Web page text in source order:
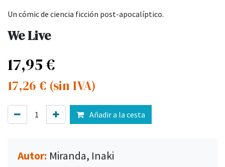
Un cómic de ciencia ficción post-apocalíptico.
We Live
17,95€
17,26 € (sin IVA)
Añadir a la cesta
Autor: Miranda, Inaki